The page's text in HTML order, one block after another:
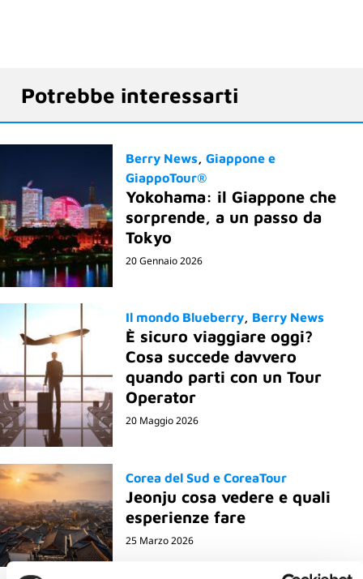
Potrebbe interessarti
Berry News
Giappone e
GiappoTour®
Yokohama: il Giappone che
sorprende, a un passo da
Tokyo
20 Gennaio 2026
Il mondo Blueberry Berry News
È sicuro viaggiare oggi?
Cosa succede davvero
quando parti con un Tour
Operator
20 Maggio 2026
Corea del Sud e CoreaTour
Jeonju cosa vedere e quali
esperienze fare
25 Marzo 2026